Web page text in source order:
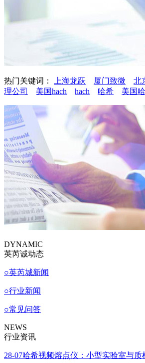
热门关键词： 上海龙跃 厦门致微 北
理公司
美国hach hach 哈希 美国
DYNAMIC
英芮诚动态
○英芮城新闻
○行业新闻
○常见问答
NEWS
行业资讯
28-07哈希视频熔点仪：小型实验室与质